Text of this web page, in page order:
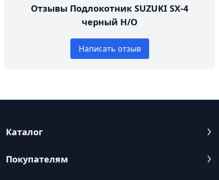
Отзывы Подлокотник SUZUKI SX-4
черный Н/О
Написать отзыв
Каталог
Покупателям